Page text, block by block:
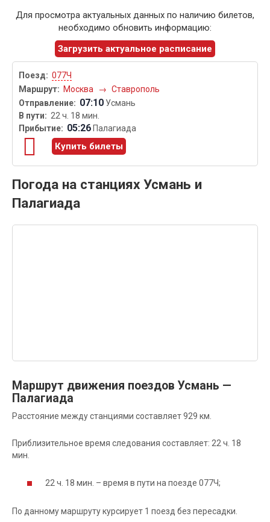
Для просмотра актуальных данных по наличию билетов,
необходимо обновить информацию:
Загрузить актуальное расписание
077Ч
Москва
→ Ставрополь
07:10 Усмань
22 ч. 18 мин.
05:26 Палагиада
Купить билеты
Погода на станциях Усмань и
Палагиада
Маршрут движения поездов Усмань —
Палагиада
Расстояние между станциями составляет 929 км.
Приблизительное время следования составляет: 22 ч. 18
мин.
22 ч. 18 мин. – время в пути на поезде 077Ч;
По данному маршруту курсирует 1 поезд без пересадки.